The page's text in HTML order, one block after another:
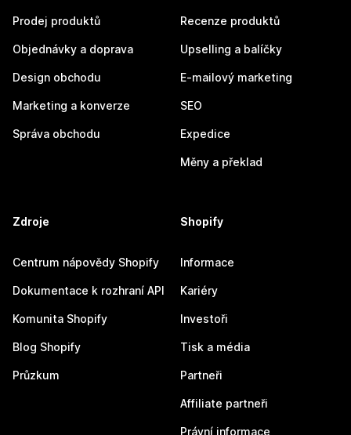
Prodej produktů
Objednávky a doprava
Design obchodu
Marketing a konverze
Správa obchodu
Recenze produktů
Upselling a balíčky
E-mailový marketing
SEO
Expedice
Měny a překlad
Zdroje
Centrum nápovědy Shopify
Dokumentace k rozhraní API
Komunita Shopify
Blog Shopify
Průzkum
Shopify
Informace
Kariéry
Investoři
Tisk a média
Partneři
Affiliate partneři
Právní informace